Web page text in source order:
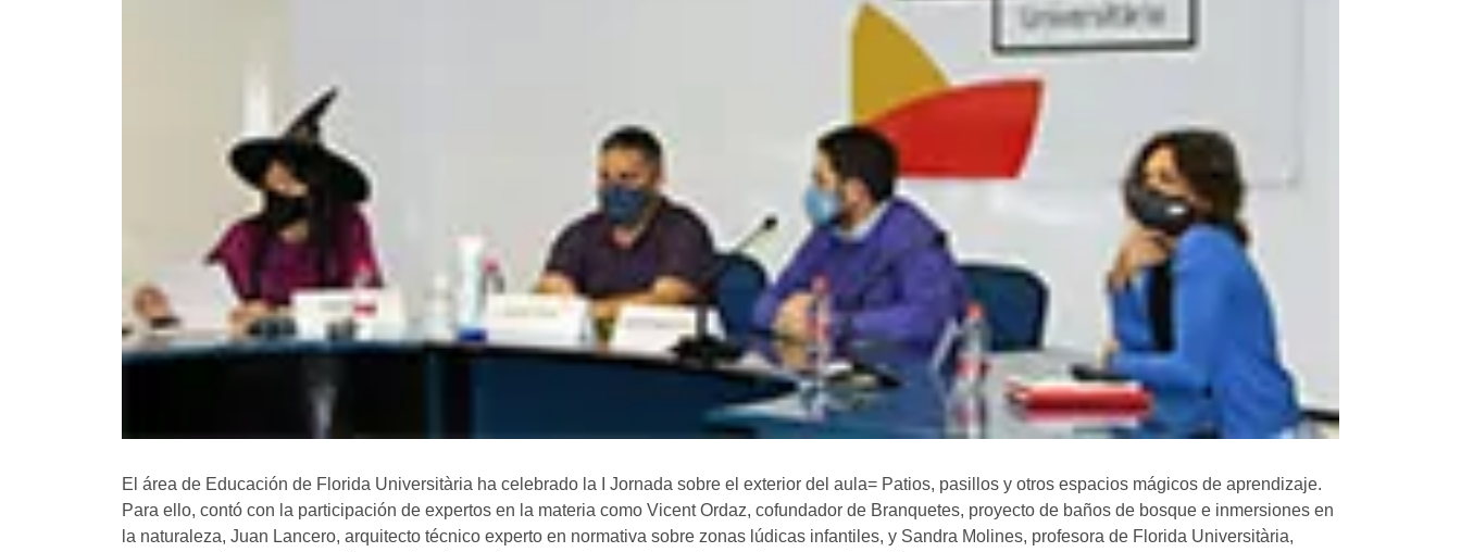
El área de Educación de Florida Universitària ha celebrado la I Jornada sobre el exterior del aula= Patios, pasillos y otros espacios mágicos de aprendizaje.
Para ello, contó con la participación de expertos en la materia como Vicent Ordaz, cofundador de Branquetes, proyecto de baños de bosque e inmersiones en
la naturaleza, Juan Lancero, arquitecto técnico experto en normativa sobre zonas lúdicas infantiles, y Sandra Molines, profesora de Florida Universitària,